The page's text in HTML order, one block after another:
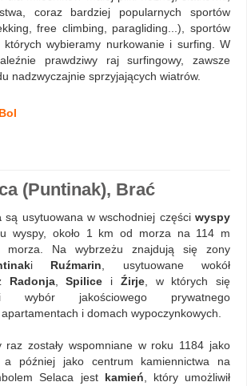
coraz bardziej popularnych sportów
free climbing, paragliding...), sportów
których wybieramy nurkowanie i surfing. W
prawdziwy raj surfingowy, zawsze
nadzwyczajnie sprzyjających wiatrów.
(Puntinak), Brać
są usytuowana w wschodniej częściwyspy
wyspy, około 1 km od morza na 114 m
morza. Na wybrzeżu znajdują się zony
i Ruźmarin , usytuowane wokół
Radonja,Spilice i Źirje, w których się
wybór jakościowego prywatnego
i domach wypoczynkowych.
raz zostały wspomniane w roku 1184 jako
a później jako centrum kamiennictwa na
Selaca jest kamień , który umożliwił